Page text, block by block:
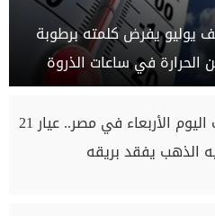
يفرض كلمته برطوبة
الحرارة في ساعات الذروة
أسعار الذهب اليوم الأربعاء في مصر.. عيار 21
الذهب يفقد بريقه